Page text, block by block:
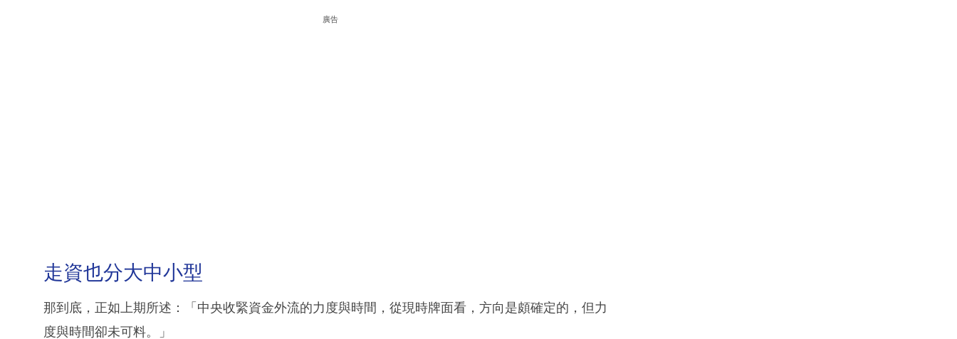
廣告
走資也分大中小型
那到底，正如上期所述：「中央收緊資金外流的力度與時間，從現時牌面看，方向是頗確定的，但力
度與時間卻未可料。」